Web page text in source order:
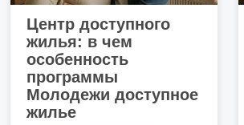
Центр доступного
жилья: в чем
особенность
программы
Молодежи доступное
жилье